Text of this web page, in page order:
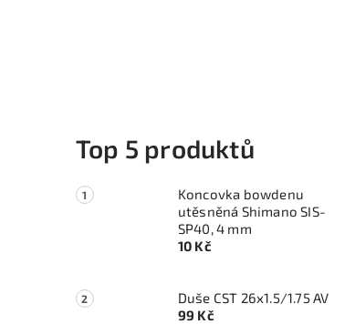
Top 5 produktů
Koncovka bowdenu
utěsněná Shimano SIS-
SP40, 4 mm
10 Kč
Duše CST 26x1.5/1.75 AV
99 Kč